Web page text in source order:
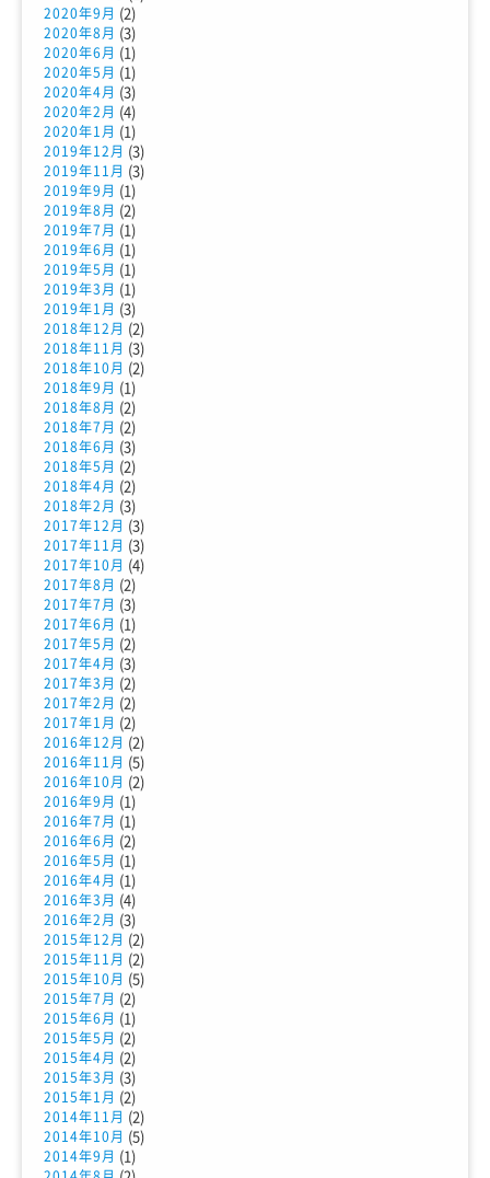
2020年9月 (2)
2020年8月 (3)
2020年6月 (1)
2020年5月 (1)
2020年4月 (3)
2020年2月 (4)
2020年1月 (1)
2019年12月 (3)
2019年11月 (3)
2019年9月 (1)
2019年8月 (2)
2019年7月 (1)
2019年6月 (1)
2019年5月 (1)
2019年3月 (1)
2019年1月 (3)
2018年12月 (2)
2018年11月 (3)
2018年10月 (2)
2018年9月 (1)
2018年8月 (2)
2018年7月 (2)
2018年6月 (3)
2018年5月 (2)
2018年4月 (2)
2018年2月 (3)
2017年12月 (3)
2017年11月 (3)
2017年10月 (4)
2017年8月 (2)
2017年7月 (3)
2017年6月 (1)
2017年5月 (2)
2017年4月 (3)
2017年3月 (2)
2017年2月 (2)
2017年1月 (2)
2016年12月 (2)
2016年11月 (5)
2016年10月 (2)
2016年9月 (1)
2016年7月 (1)
2016年6月 (2)
2016年5月 (1)
2016年4月 (1)
2016年3月 (4)
2016年2月 (3)
2015年12月 (2)
2015年11月 (2)
2015年10月 (5)
2015年7月 (2)
2015年6月 (1)
2015年5月 (2)
2015年4月 (2)
2015年3月 (3)
2015年1月 (2)
2014年11月 (2)
2014年10月 (5)
2014年9月 (1)